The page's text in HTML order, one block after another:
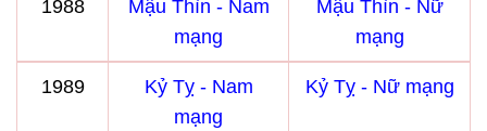
1988
Mậu Thìn - Nam
mạng
Mậu Thìn - Nữ
mạng
1989
Kỷ Tỵ - Nam
mạng
Kỷ Tỵ - Nữ mạng